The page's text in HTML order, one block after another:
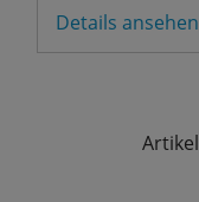
Details ansehen
Artikel